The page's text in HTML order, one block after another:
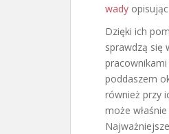
wady
Dzięki ich
sprawdzą się
poddaszem
również przy
może